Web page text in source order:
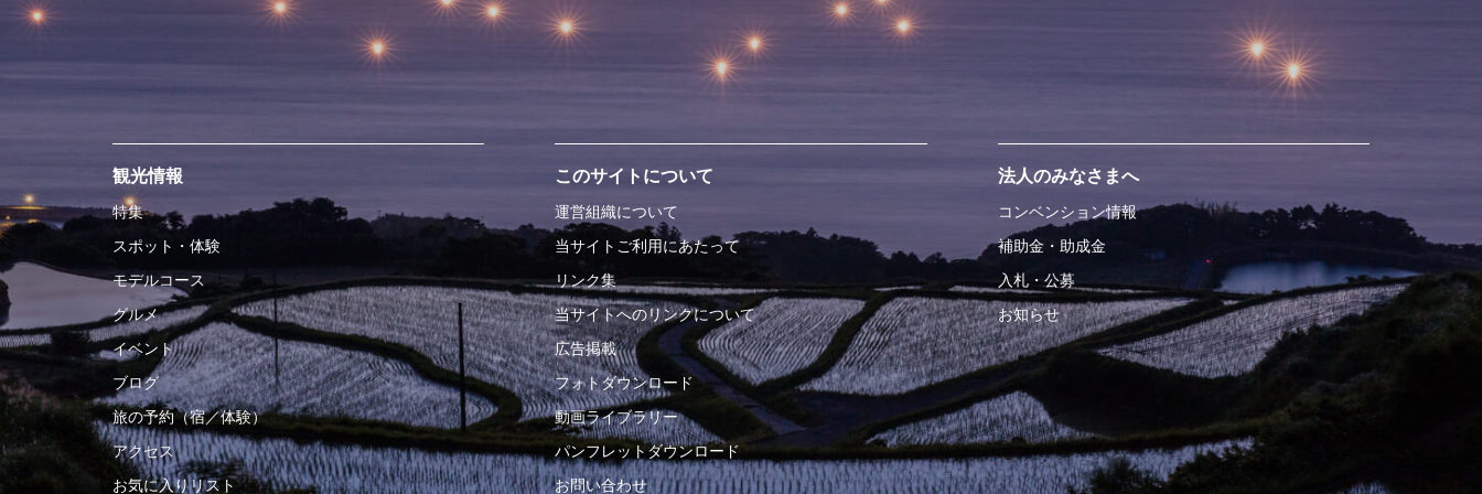
観光情報
特集
スポット・体験
モデルコース
グルメ
イベント
ブログ
旅の予約（宿／体験）
アクセス
お気に入りリスト
このサイトについて
運営組織について
当サイトご利用にあたって
リンク集
当サイトへのリンクについて
広告掲載
フォトダウンロード
動画ライブラリー
パンフレットダウンロード
お問い合わせ
法人のみなさまへ
コンベンション情報
補助金・助成金
入札・公募
お知らせ